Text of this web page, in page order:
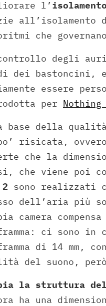
l’
che
degli
dei bastoncini,
essere
per
base della qualità
risicata,
che la
che viene poi
sono realizzati
dell’aria più
camera
ci sono
di 14 mm,
del suono,
la struttura
ha una